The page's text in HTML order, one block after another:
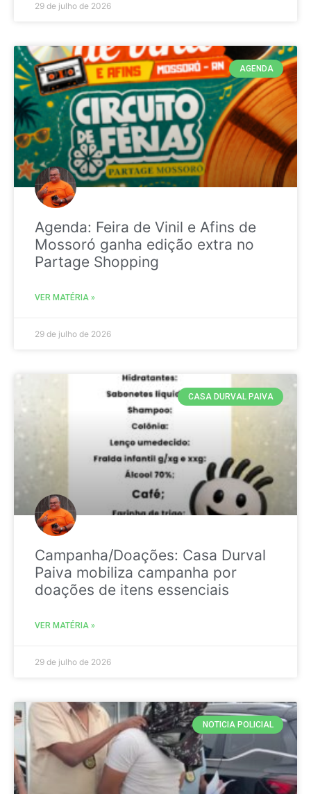
29 de julho de 2026
AGENDA
Agenda: Feira de Vinil e Afins de
Mossoró ganha edição extra no
Partage Shopping
VER MATÉRIA »
29 de julho de 2026
CASA DURVAL PAIVA
Campanha/Doações: Casa Durval
Paiva mobiliza campanha por
doações de itens essenciais
VER MATÉRIA »
29 de julho de 2026
NOTICIA POLICIAL